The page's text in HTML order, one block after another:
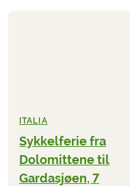
ITALIA
Sykkelferie fra
Dolomittene til
Gardasjøen, 7